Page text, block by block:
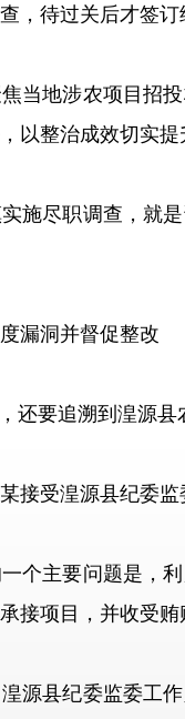
，待过关后才签
地涉农项目招投
以整治成效切实
尽职调查，就是
洞并督促整改
要追溯到湟源县
受湟源县纪委监
主要问题是，利
接项目，并收受贿
县纪委监委工作